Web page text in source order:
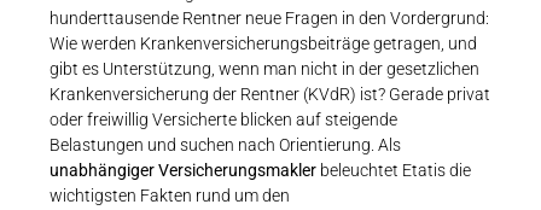
hunderttausende Rentner neue Fragen in den Vordergrund:
Wie werden Krankenversicherungsbeiträge getragen, und
gibt es Unterstützung, wenn man nicht in der gesetzlichen
Krankenversicherung der Rentner (KVdR) ist? Gerade privat
oder freiwillig Versicherte blicken auf steigende
Belastungen und suchen nach Orientierung. Als
unabhängiger Versicherungsmaklerbeleuchtet Etatis die
wichtigsten Fakten rund um den